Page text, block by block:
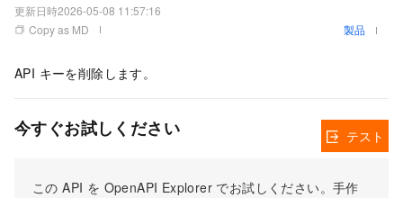
更新日時2026-05-08 11:57:16
Copy as MD
製品
API キーを削除します。
今すぐお試しください
この API を OpenAPI Explorer でお試しください。手作
テスト